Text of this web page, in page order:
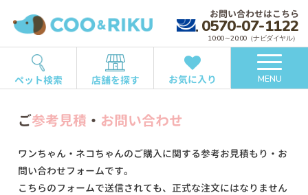
お問い合わせはこちら
0570-07-1122
10:00～20:00（ナビダイヤル）
ペット検索 店舗を探す お気に入り MENU
ご参考見積 ・ お問い合わせ
ワンちゃん・ネコちゃんのご購入に関する参考お見積もり・お
問い合わせフォームです。
こちらのフォームで送信されても、正式な注文にはなりません